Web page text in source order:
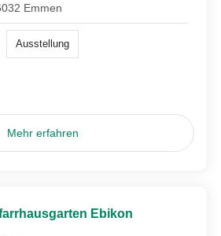
Emmen
Ausstellung
Mehr erfahren
Ebikon